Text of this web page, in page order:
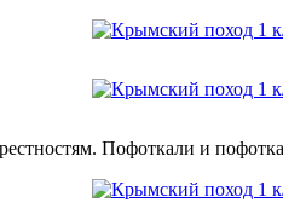
Пофоткали и